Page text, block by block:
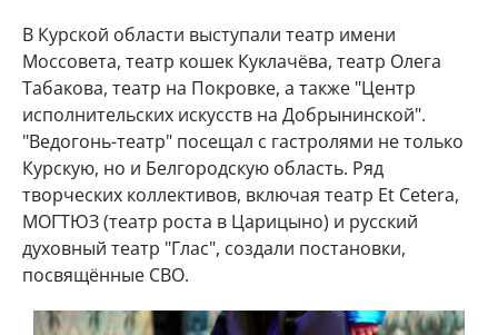
В Курской области выступали театр имени
Моссовета, театр кошек Куклачёва, театр Олега
Табакова, театр на Покровке, а также "Центр
исполнительских искусств на Добрынинской".
"Ведогонь-театр" посещал с гастролями не только
Курскую, но и Белгородскую область. Ряд
творческих коллективов, включая театр Et Cetera,
МОГТЮЗ (театр роста в Царицыно) и русский
духовный театр "Глас", создали постановки,
посвящённые СВО.